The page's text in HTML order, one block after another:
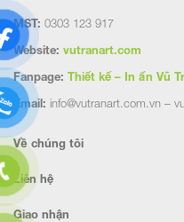
MST: 0303 123 917
Website: vutranart.com
Fanpage: Thiết kế – In ấn Vũ
Email: info@vutranart.com.vn –
Về chúng tôi
Liên hệ
Giao nhận